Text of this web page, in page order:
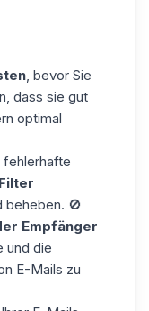
, bevor Sie
dass sie gut
optimal
fehlerhafte
beheben. 🚫
Empfänger
und die
E-Mails zu